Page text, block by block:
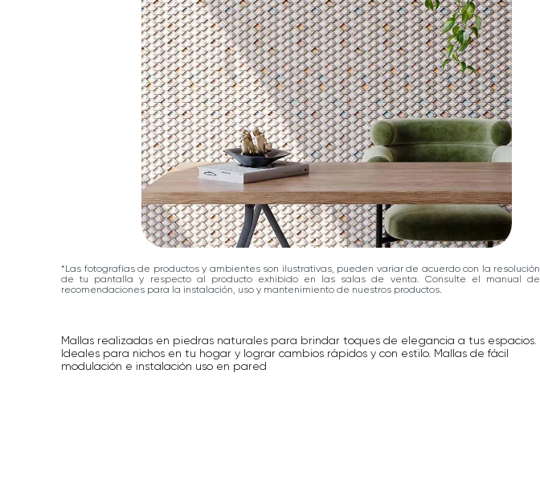
*Las fotografías de productos y ambientes son ilustrativas, pueden variar de acuerdo con la resolución
de tu pantalla y respecto al producto exhibido en las salas de venta. Consulte el manual de
recomendaciones para la instalación, uso y mantenimiento de nuestros productos.
Mallas realizadas en piedras naturales para brindar toques de elegancia a tus espacios.
Ideales para nichos en tu hogar y lograr cambios rápidos y con estilo. Mallas de fácil
modulación e instalación uso en pared